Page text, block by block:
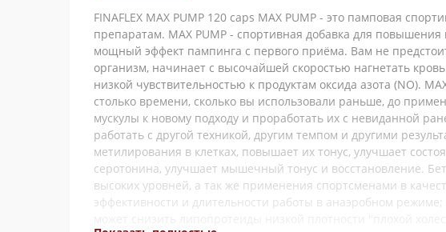
FINAFLEX MAX PUMP 120 caps MAX PUMP - это памповая
препаратам. MAX PUMP - спортивная добавка для
мощный эффект пампинга с первого приёма. Вам не
организм, начинает с высочайшей скоростью нагнетать
низкой чувствительностью к продуктам оксида азота (NO).
столько времени, сколько вы использовали раньше, до
мускулы к новому подходу и проработать их с невиданной
работать с другой техникой, другим темпом и другими
метилирования в клетках, повышает их тонус, улучшает
серотонина, улучшает мышечный тонус и восстановление.
высоких уровней, а так же применения спортсменами в
эффективности и длительности работы в анаэробном режиме;